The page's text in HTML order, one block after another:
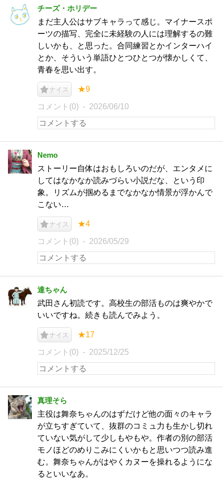
チーズ・ホリデー
まだ主人公はサブキャラって感じ。マイナースポ
ーツの描写、完全に未経験の人には理解するの難
しいかも、と思った。合同練習とかインターハイ
とか、そういう単語ひとつひとつが懐かしくて、
青春を思い出す。
ナイス ★9
コメント(0) 2026/06/10
Nemo
ストーリー自体はおもしろいのだが、エンタメに
してはなかなか読みづらい小説だな、という印
象。リズムが掴めるまでなかなか情景が浮かんで
こない…
ナイス ★4
コメント(0) 2026/05/29
達ちゃん
武田さん初読です。高校生の部活ものは爽やかで
いいですね。続きも読んでみよう。
ナイス ★17
コメント(0) 2025/12/25
真理そら
主役は舞奈ちゃんのはずだけど他の面々のキャラ
が立ちすぎていて、抜群のコミュ力も生かし切れ
ていない気がして少しもやもや。作者の別の部活
モノほどのめりこみにくいかもと思いつつ読み進
む。舞奈ちゃんがはやくカヌーを操れるようにな
るといいなあ。